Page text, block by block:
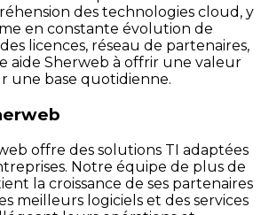
des technologies cloud, y
en constante évolution de
licences, réseau de partenaires,
aide Sherweb à offrir une valeur
une base quotidienne.
offre des solutions TI adaptées
Notre équipe de plus de
la croissance de ses partenaires
meilleurs logiciels et des services